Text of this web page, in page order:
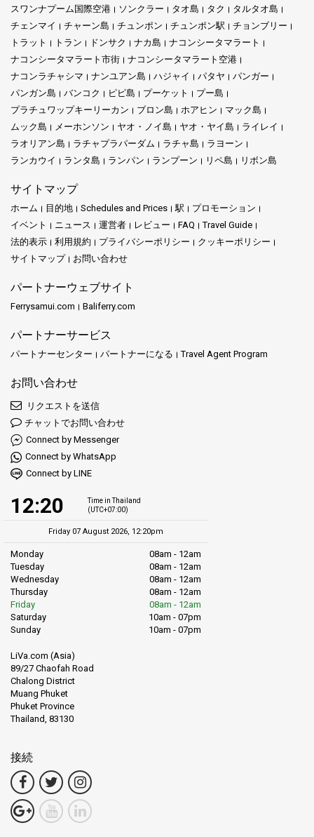
スワンナプーム国際空港
ソンクラー タオ島 タク
タルタオ島
チェンマイ
チャーン島 チュンポン チュンポン駅
チョンブリー
トラット
トラン ドンサク ナカ島
ナコンシータマラート
ナコンシータマラート市街
ナコンシータマラート空港
ナコンラチャシマ
ナンユアン島 ハジャイ パタヤ
パンガー
パンガン島
バンコク ピピ島 プーケット
プー島
プラチュワップキーリーカン
ブロン島 ホアヒン
マック島
ムック島
メーホンソン ヤオ・ノイ島 ヤオ・ヤイ島
ライレイ
ラオリアン島
ラチャプラパーダム ラチャ島
ラヨーン
ランカウイ
ランタ島 ランパン ランプーン リペ島 リボン島
サイトマップ
ホーム 目的地 Schedules and Prices 駅
プロモーション
イベント
ニュース 運営者 レビュー FAQ
Travel Guide
法的表示
利用規約 プライバシーポリシー
クッキーポリシー
サイトマップ
お問い合わせ
パートナーウェブサイト
Ferrysamui.com Baliferry.com
パートナーサービス
パートナーセンター パートナーになる Travel Agent Program
お問い合わせ
リクエストを送信
チャットでお問い合わせ
Connect by Messenger
Connect by WhatsApp
Connect by LINE
12:20
Time in Thailand
(UTC+07:00)
Friday 07 August 2026, 12:20pm
Monday
08am - 12am
Tuesday
08am - 12am
Wednesday
08am - 12am
Thursday
08am - 12am
Friday
08am - 12am
Saturday
10am - 07pm
Sunday
10am - 07pm
LiVa.com (Asia)
89/27 Chaofah Road
Chalong District
Muang Phuket
Phuket Province
Thailand, 83130
接続